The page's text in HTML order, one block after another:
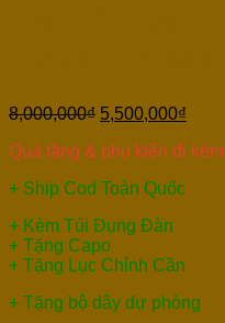
8,000,000₫ 5,500,000₫
Quà tặng & phụ kiện đi kèm
+ Ship Cod Toàn Quốc
+ Kèm Túi Đụng Đàn
+ Tặng Capo
+ Tặng Lục Chỉnh Cần
+ Tặng bộ dây dự phòng